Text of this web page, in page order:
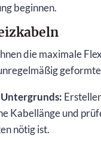
beginnen.
die maximale
Kabellänge und
nötig ist.